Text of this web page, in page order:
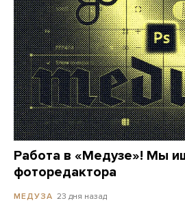
Работа в «Медузе»! Мы
фоторедактора
МЕДУЗА 23 дня назад